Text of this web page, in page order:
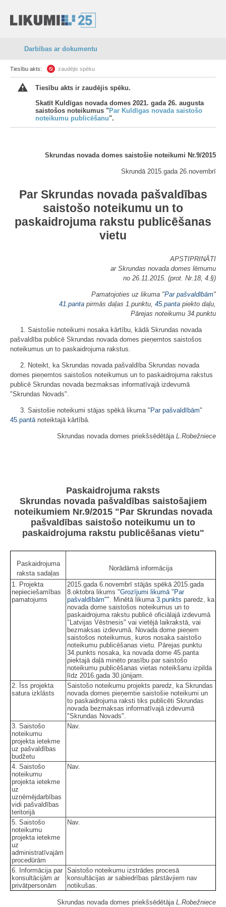
Darbības ar dokumentu
Tiesību akts: zaudējis spēku
Tiesību akts ir zaudējis spēku.
Skatīt Kuldīgas novada domes 2021. gada 26. augusta
saistošos noteikumus "Par Kuldīgas novada saistošo
noteikumu publicēšanu".
Skrundas novada domes saistošie noteikumi Nr.9/2015
Skrundā 2015.gada 26.novembrī
Par Skrundas novada pašvaldības
saistošo noteikumu un to
paskaidrojuma rakstu publicēšanas
vietu
APSTIPRINĀTI
ar Skrundas novada domes lēmumu
no 26.11.2015. (prot. Nr.18, 4.§)
Pamatojoties uz likuma "Par pašvaldībām"
41.panta pirmās daļas 1.punktu, 45.panta piekto daļu,
Pārejas noteikumu 34.punktu
1. Saistošie noteikumi nosaka kārtību, kādā Skrundas novada
pašvaldība publicē Skrundas novada domes pieņemtos saistošos
noteikumus un to paskaidrojuma rakstus.
2. Noteikt, ka Skrundas novada pašvaldība Skrundas novada
domes pieņemtos saistošos noteikumus un to paskaidrojuma rakstus
publicē Skrundas novada bezmaksas informatīvajā izdevumā
"Skrundas Novads".
3. Saistošie noteikumi stājas spēkā likuma " Par pašvaldībām"
45.pantānoteiktajā kārtībā.
Skrundas novada domes priekšsēdētāja L.Robežniece
Paskaidrojuma raksts
Skrundas novada pašvaldības saistošajiem
noteikumiem Nr.9/2015 "Par Skrundas novada
pašvaldības saistošo noteikumu un to
paskaidrojuma rakstu publicēšanas vietu"
Paskaidrojuma
raksta sadaļas
Norādāmā informācija
1. Projekta
nepieciešamības
pamatojums
2015.gada 6.novembrī stājās spēkā 2015.gada
8.oktobra likums "Grozījumi likumā "Par
pašvaldībām"". Minētā likuma 3.punkts paredz, ka
novada dome saistošos noteikumus un to
paskaidrojuma rakstu publicē oficiālajā izdevumā
"Latvijas Vēstnesis" vai vietējā laikrakstā, vai
bezmaksas izdevumā. Novada dome pieņem
saistošos noteikumus, kuros nosaka saistošo
noteikumu publicēšanas vietu. Pārejas punktu
34.punkts nosaka, ka novada dome 45.panta
piektajā daļā minēto prasību par saistošo
noteikumu publicēšanas vietas noteikšanu izpilda
līdz 2016.gada 30.jūnijam.
2. Īss projekta
satura izklāsts
Saistošo noteikumu projekts paredz, ka Skrundas
novada domes pieņemtie saistošie noteikumi un
to paskaidrojuma raksti tiks publicēti Skrundas
novada bezmaksas informatīvajā izdevumā
"Skrundas Novads".
3. Saistošo
noteikumu
projekta ietekme
uz pašvaldības
budžetu
Nav.
4. Saistošo
noteikumu
projekta ietekme
uz
uzņēmējdarbības
vidi pašvaldības
teritorijā
Nav.
5. Saistošo
noteikumu
projekta ietekme
uz
administratīvajām
procedūrām
Nav.
6. Informācija par
konsultācijām ar
privātpersonām
Saistošo noteikumu izstrādes procesā
konsultācijas ar sabiedrības pārstāvjiem nav
notikušas.
Skrundas novada domes priekšsēdētāja L.Robežniece